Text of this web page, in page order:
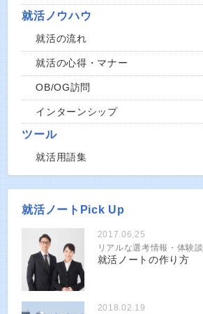
就活ノウハウ
就活の流れ
就活の心得・マナー
OB/OG訪問
インターンシップ
ツール
就活用語集
就活ノートPick Up
2017.06.25
リアルな選考情報・体験談
就活ノートの作り方
2018.02.19